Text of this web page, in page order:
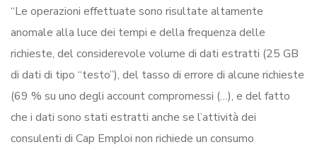
“Le operazioni effettuate sono risultate altamente
anomale alla luce dei tempi e della frequenza delle
richieste, del considerevole volume di dati estratti (25 GB
di dati di tipo “testo”), del tasso di errore di alcune richieste
(69 % su uno degli account compromessi (…), e del fatto
che i dati sono stati estratti anche se l’attività dei
consulenti di Cap Emploi non richiede un consumo